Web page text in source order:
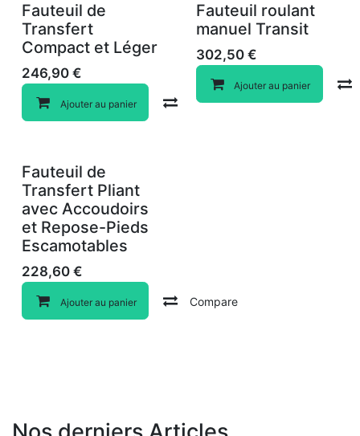
Fauteuil de
Transfert
Compact et Léger
246,90 €
Ajouter au panier Compare
Nouveau !
Fauteuil roulant
manuel Transit
302,50€
Ajouter au panier
Fauteuil de
Transfert Pliant
avec Accoudoirs
et Repose-Pieds
Escamotables
228,60 €
Ajouter au panier Compare